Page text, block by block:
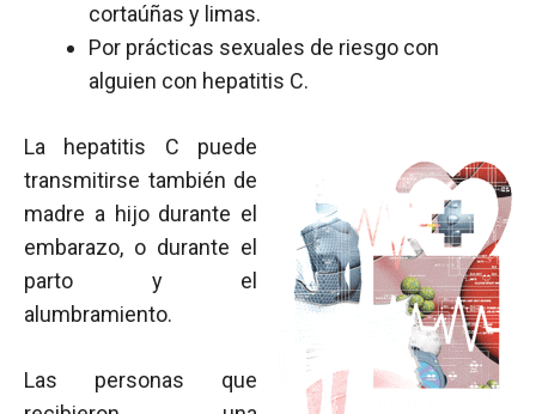
cortaúñas y limas.
Por prácticas sexuales de riesgo con
alguien con hepatitis C.
La hepatitis C puede
transmitirse también de
madre a hijo durante el
embarazo, o durante el
parto y el
alumbramiento.
Las personas que